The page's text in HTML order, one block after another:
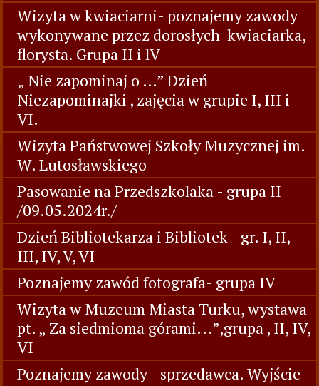
Wizyta w kwiaciarni- poznajemy zawody
wykonywane przez dorosłych-kwiaciarka,
florysta. Grupa II i lV
„ Nie zapominaj o …” Dzień
Niezapominajki , zajęcia w grupie I, III i
VI.
Wizyta Państwowej Szkoły Muzycznej im.
W. Lutosławskiego
Pasowanie na Przedszkolaka - grupa II
/09.05.2024r./
Dzień Bibliotekarza i Bibliotek - gr. I, II,
III, IV, V, VI
Poznajemy zawód fotografa- grupa IV
Wizyta w Muzeum Miasta Turku, wystawa
pt. „ Za siedmioma górami...”,grupa , II, IV,
VI
Poznajemy zawody - sprzedawca. Wyjście